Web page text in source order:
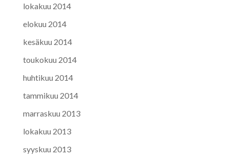
lokakuu 2014
elokuu 2014
kesäkuu 2014
toukokuu 2014
huhtikuu 2014
tammikuu 2014
marraskuu 2013
lokakuu 2013
syyskuu 2013